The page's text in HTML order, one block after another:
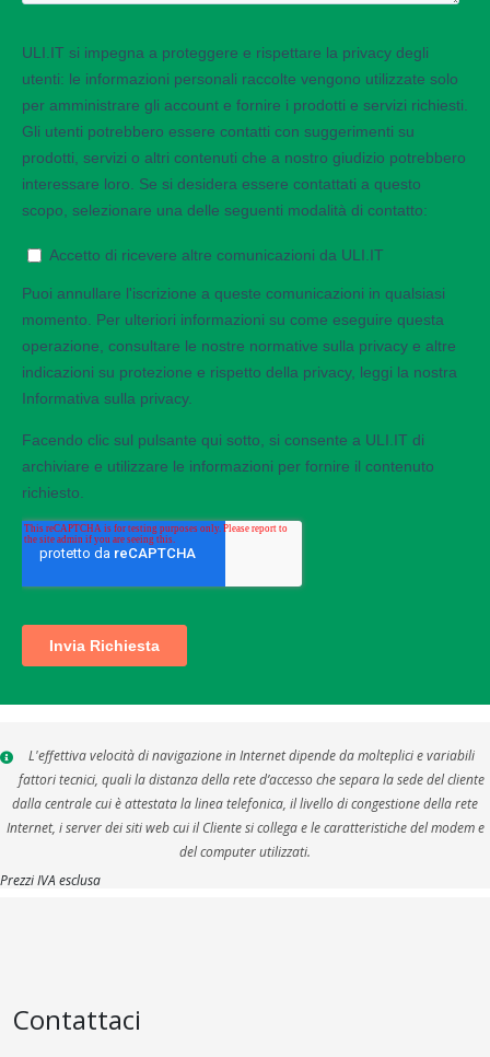
L'effettiva velocità di navigazione in Internet dipende da molteplici e variabili
fattori tecnici, quali la distanza della rete d’accesso che separa la sede del cliente
dalla centrale cui è attestata la linea telefonica, il livello di congestione della rete
Internet, i server dei siti web cui il Cliente si collega e le caratteristiche del modem e
del computer utilizzati.
Prezzi IVA esclusa
Contattaci